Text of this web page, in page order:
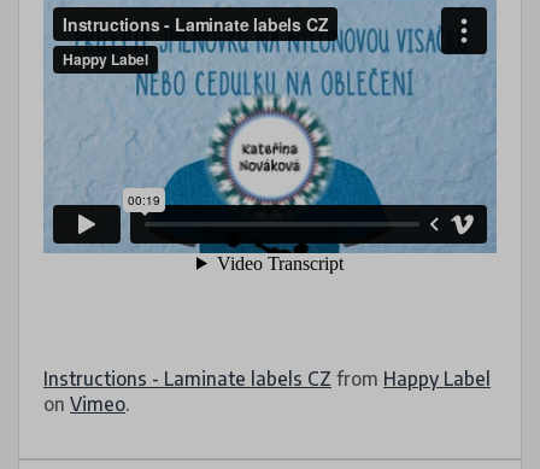
Instructions - Laminate labels CZ from Happy Label
on Vimeo.